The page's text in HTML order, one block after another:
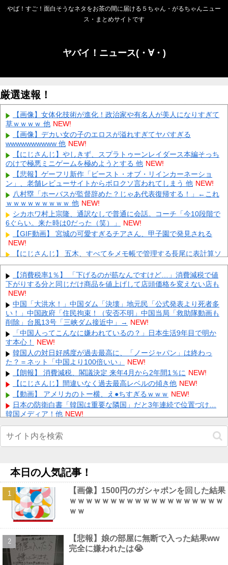
やば！すご！面白そうなネタをお茶の間に届ける５ちゃん・がるちゃんニュー
ス・まとめサイトです
ヤバイ！ニュース(・∀・)
厳選速報！
【画像】女体化技術が進化！政治家や有名人が美人になりすぎて
草ｗｗｗｗ 他 NEW!
【画像】デカい女の子のエロスが溢れすぎてヤバすぎる
wwwwwwwwww 他 NEW!
【にじさんじ】やしきず、スプラトゥーンレイダース本編そっち
のけで極悪ミニゲームを極めようとする 他 NEW!
【悲報】ゲーフリ新作「ビースト・オブ・リインカーネーショ
ン」、老舗レビューサイトからボロクソ言われてしまう 他 NEW!
八村塁「ホーバスが監督辞めた？じゃあ代表復帰する！」←これ
ｗｗｗｗｗｗｗｗｗ 他 NEW!
シカホワ村上宗隆、通訳なしで普通に会話。コーチ「今10段階で
6ぐらい。来た時は0だった（笑）」
NEW!
【GIF動画】 宮城の可愛すぎるチアさん、甲子園で発見される
NEW!
【にじさんじ】 五木、すべてをメモ帳で管理する長尾に表計算ソ
フトを布教へ『企画趣旨でもう草生える』【8/6(木)20:0... NEW!
【ホロライブ】 これはこれでちょっと裏来いよに見える NEW!
外国人「日本はお手本だ」日本人、世界最高峰プレミアで過去最
多の8人に！アジアから羨望の眼差し！【海外の反応】
兄嫁「正月に帰るから、ゲームと、いいお肉と酒と、お風呂グッ
ズの準備しとけよ」寝起きの私「知るかボケ」兄嫁「キィィィィ
ー！...
NEW!
【動画】 新型のさすまた、限界突破ｗｗｗｗｗｗ NEW!
【悲報】 有吉、一般人に「ド正論」を叩きつけて炎上ｗｗｗｗｗ
ｗｗｗ NEW!
【画像】 ワイ「アルファードいいなあ。買いに行くか」店員「ほ
いっ見積もりな！」ワイ「金額おかしくね？」←お前らもそう思
う... NEW!
【画像】 「キム兄」こと芸人・木村祐一さん（63歳）、最新の松
本人志さんとのツーショットが完全に別人だとネット騒然！
「... NEW!
Powered by livedoor 相互RSS
【消費税率1％】 「下げるのが筋なんですけど…」消費減税で値
下がりする分と同じだけ商品を値上げして店頭価格を変えない店も
NEW!
中国「大洪水！」中国ダム「決壊」地元民「公式発表より死者多
い！」中国政府「住民拘束！（安否不明」中国当局「救助隊動画も
削除」台風13号「三峡ダム接近中」→ NEW!
「中国人ってこんなに嫌われているの？」日本生活9年目で明か
す本心！
NEW!
韓国人の対日好感度が過去最高に、「ノージャパン」は終わっ
た？＝ネット「中国より100倍いい」
NEW!
【朗報】 消費減税、閣議決定 来年4月から2年間1％に NEW!
【にじさんじ】間違いなく過去最高レベルの傾き他 NEW!
【動画】 アメリカのトー横、え●ちすぎるｗｗｗ NEW!
日本の防衛白書「韓国は重要な隣国」だと3年連続で位置づけ…
韓国メディア！他 NEW!
【画像】 田中みな実(39) 妊娠中でも露出多めのドレス、これノー
ブラか？ NEW!
スーパーカブってもう完全にビジネスバイクとしての役目を終え
てしまうんやが・・・・・・
ヨーロッパが右翼政党の党員から銀行口座を作る権利を剥奪、そ
のせいで皮肉すぎる展開に突入しており……他 NEW!
【画像】 フリーアナの宇垣美里(35)さん、パンッパンの乳房がエ
□すぎるｗｗｗｗｗｗ NEW!
【悲報】週刊少年ジャンプ、ひっそりとヤバいことになってい
た・・・他 NEW!
【画像】 避難所の女がHすぎるｗｗｗｗｗ NEW!
本日の人気記事！
【画像】1500円のガシャポンを回した結果
ｗｗｗｗｗｗｗｗｗｗｗｗｗｗｗｗｗｗｗ
ｗｗ
【悲報】娘の部屋に無断で入った結果ww
完全に嫌われたは😭